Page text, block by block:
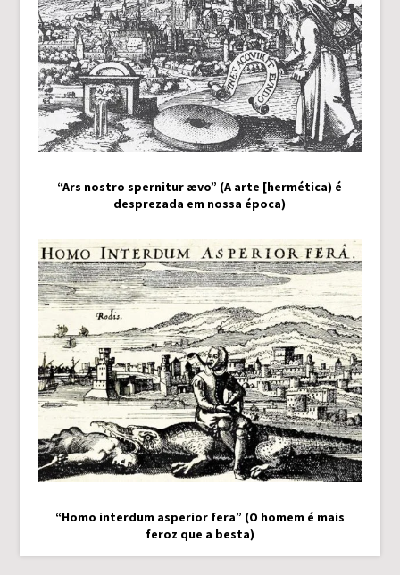
“Ars nostro spernitur ævo” (A arte [hermética) é
desprezada em nossa época)
“Homo interdum asperior fera” (O homem é mais
feroz que a besta)